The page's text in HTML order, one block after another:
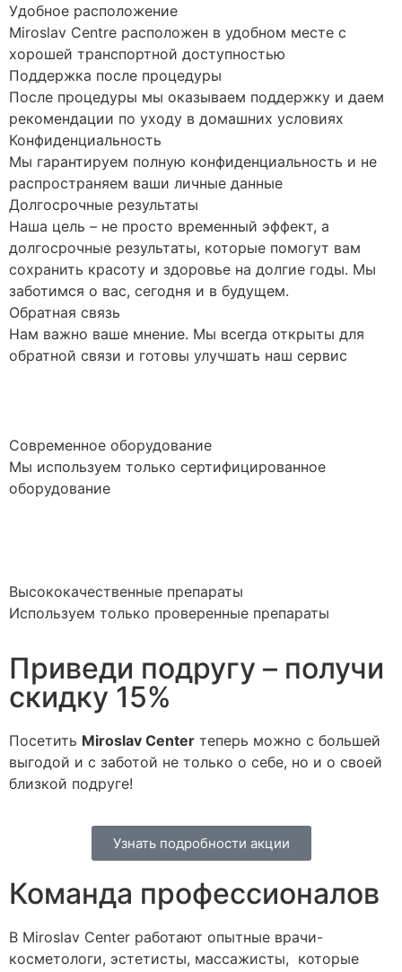
Удобное расположение
Miroslav Centre расположен в удобном месте с
хорошей транспортной доступностью
Поддержка после процедуры
После процедуры мы оказываем поддержку и даем
рекомендации по уходу в домашних условиях
Конфиденциальность
Мы гарантируем полную конфиденциальность и не
распространяем ваши личные данные
Долгосрочные результаты
Наша цель – не просто временный эффект, а
долгосрочные результаты, которые помогут вам
сохранить красоту и здоровье на долгие годы. Мы
заботимся о вас, сегодня и в будущем.
Обратная связь
Нам важно ваше мнение. Мы всегда открыты для
обратной связи и готовы улучшать наш сервис
Современное оборудование
Мы используем только сертифицированное
оборудование
Высококачественные препараты
Используем только проверенные препараты
Приведи подругу – получи
скидку 15%
Посетить Miroslav Сenter теперь можно с большей
выгодой и с заботой не только о себе, но и о своей
близкой подруге!
Узнать подробности акции
Команда профессионалов
В Miroslav Сenter работают опытные врачи-
косметологи, эстетисты, массажисты, которые